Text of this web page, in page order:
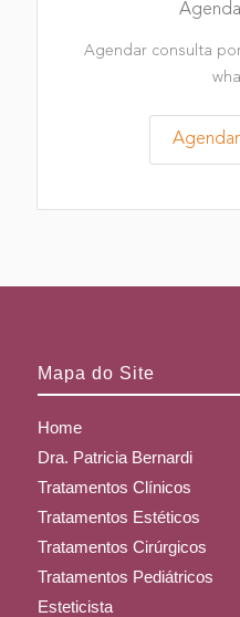
Agendar consulta
Mapa do Site
Home
Dra. Patricia Bernardi
Tratamentos Clínicos
Tratamentos Estéticos
Tratamentos Cirúrgicos
Tratamentos Pediátricos
Esteticista